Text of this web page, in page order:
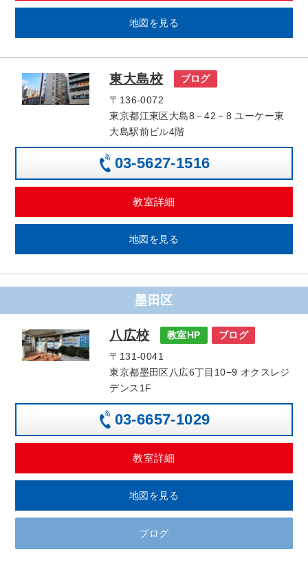
地図を見る
東大島校
ブログ
〒136-0072
東京都江東区大島8－42－8 ユーケー東
大島駅前ビル4階
03-5627-1516
教室詳細
地図を見る
墨田区
八広校 教室HP
ブログ
〒131-0041
東京都墨田区八広6丁目10−9 オクスレジ
デンス1F
03-6657-1029
教室詳細
地図を見る
ブログ